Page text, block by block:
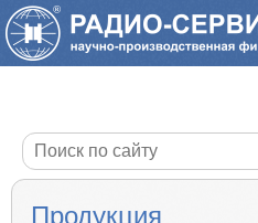
Продукция